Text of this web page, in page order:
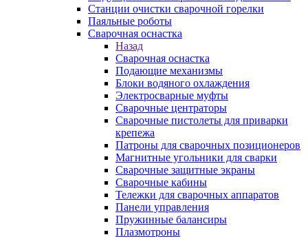
Станции очистки сварочной горелки
Паяльные роботы
Сварочная оснастка
Назад
Сварочная оснастка
Подающие механизмы
Блоки водяного охлаждения
Электросварные муфты
Сварочные центраторы
Сварочные пистолеты для приварки
крепежа
Патроны для сварочных позиционеров
Магнитные угольники для сварки
Сварочные защитные экраны
Сварочные кабины
Тележки для сварочных аппаратов
Панели управления
Пружинные балансиры
Плазмотроны